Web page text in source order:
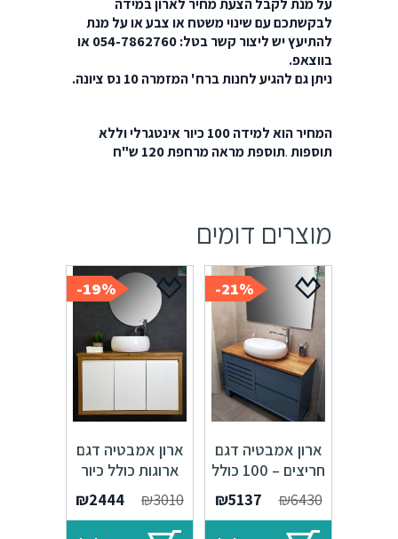
על מנת לקבל הצעת מחיר לארון במידה
לבקשתכם עם שינוי משטח או צבע או על מנת
להתיעץ יש ליצור קשר בטל: 054-7862760 או
בווצאפ.
ניתן גם להגיע לחנות ברח' המזמרה 10 נס ציונה.
המחיר הוא למידה 100 כיור אינטגרלי וללא
תוספות.תוספת מראה מרחפת 120 ש"ח
מוצרים דומים
21%-
ארון אמבטיה דגם
חריצים – 100 כולל
כיור איטגרלי או
משטח עץ אלון
₪6430
המחיר
המקורי
₪5137
המחיר
הנוכחי
19%-
ארון אמבטיה דגם
ארוגות כולל כיור
איטגרלי או משטח
עץ אלון
₪3010
המחיר
המקורי
₪2444
הנוכחי